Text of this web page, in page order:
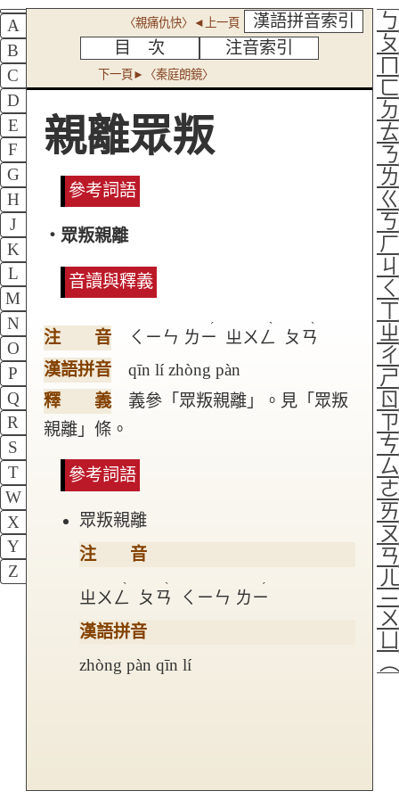
A
B
C
D
E
F
G
H
J
K
L
M
N
O
P
Q
R
S
T
W
X
Y
Z
〈親痛仇快〉◄上一頁
漢語拼音索引
目 次
注音索引
下一頁►〈秦庭朗鏡〉
親離眾叛
參考詞語
‧眾叛親離
音讀與釋義
注 音 ㄑㄧㄣ ㄌㄧ
ˊ
ㄓㄨㄥ
ˋ
ㄆㄢ
ˋ
漢語拼音
qīn lí zhòng pàn
釋 義
義參「眾叛親離」。見「眾叛
親離」條。
參考詞語
眾叛親離
注 音
ㄓㄨㄥ
ˋ
ㄆㄢ
ˋ
ㄑㄧㄣ ㄌㄧ
ˊ
漢語拼音
zhòng pàn qīn lí